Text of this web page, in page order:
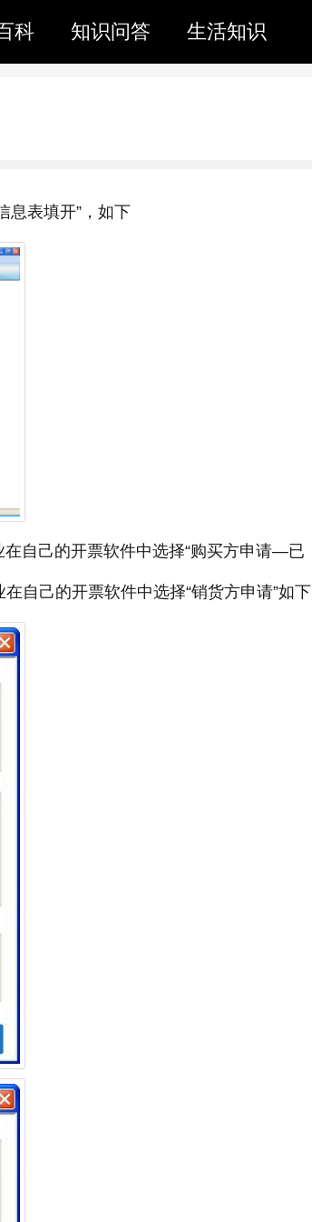
科 知识问答 生活知识
表填开”，如下
自己的开票软件中选择“购买方申请—已
自己的开票软件中选择“销货方申请”如下